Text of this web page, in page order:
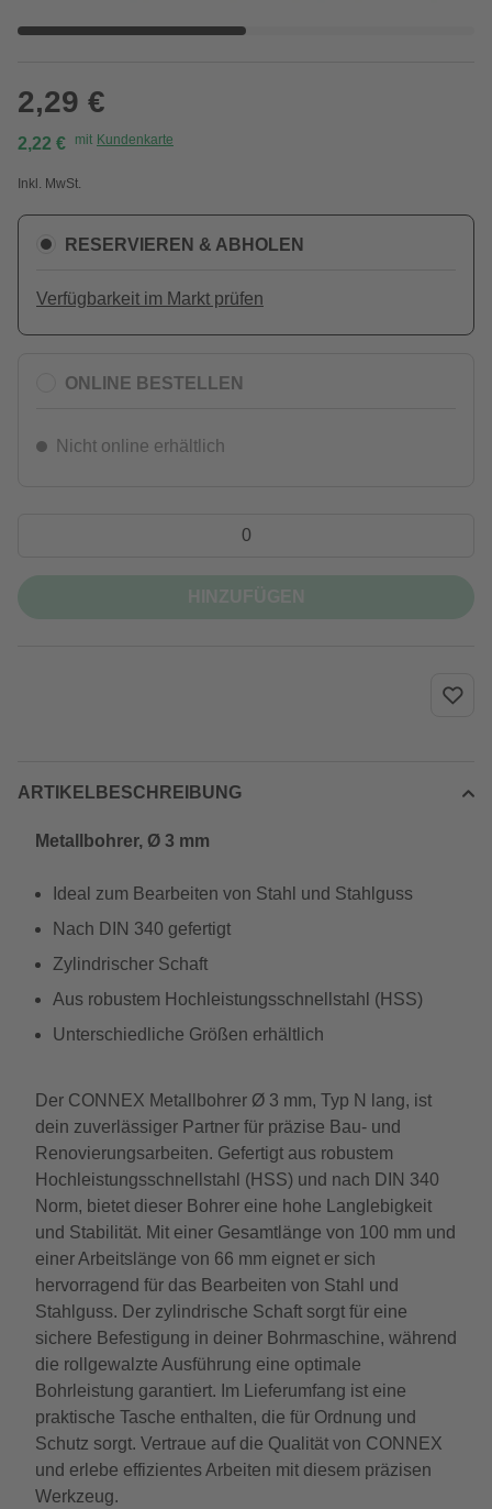
2,29 €
2,22 € mit Kundenkarte
Inkl. MwSt.
RESERVIEREN & ABHOLEN
Verfügbarkeit im Markt prüfen
ONLINE BESTELLEN
Nicht online erhältlich
ARTIKELBESCHREIBUNG
Metallbohrer, Ø 3 mm
Ideal zum Bearbeiten von Stahl und Stahlguss
Nach DIN 340 gefertigt
Zylindrischer Schaft
Aus robustem Hochleistungsschnellstahl (HSS)
Unterschiedliche Größen erhältlich
Der CONNEX Metallbohrer Ø 3 mm, Typ N lang, ist
dein zuverlässiger Partner für präzise Bau- und
Renovierungsarbeiten. Gefertigt aus robustem
Hochleistungsschnellstahl (HSS) und nach DIN 340
Norm, bietet dieser Bohrer eine hohe Langlebigkeit
und Stabilität. Mit einer Gesamtlänge von 100 mm und
einer Arbeitslänge von 66 mm eignet er sich
hervorragend für das Bearbeiten von Stahl und
Stahlguss. Der zylindrische Schaft sorgt für eine
sichere Befestigung in deiner Bohrmaschine, während
die rollgewalzte Ausführung eine optimale
Bohrleistung garantiert. Im Lieferumfang ist eine
praktische Tasche enthalten, die für Ordnung und
Schutz sorgt. Vertraue auf die Qualität von CONNEX
und erlebe effizientes Arbeiten mit diesem präzisen
Werkzeug.